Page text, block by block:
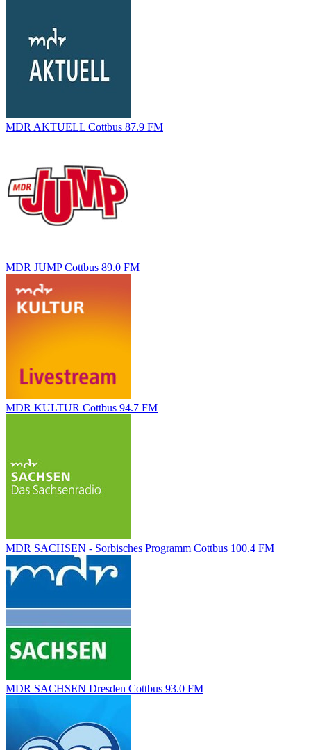
MDR AKTUELL Cottbus 87.9 FM
MDR JUMP Cottbus 89.0 FM
MDR KULTUR Cottbus 94.7 FM
MDR SACHSEN - Sorbisches Programm Cottbus 100.4 FM
MDR SACHSEN Dresden Cottbus 93.0 FM